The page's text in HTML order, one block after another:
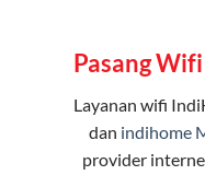
Pasang
Layanan wifi
dan indihome
provider